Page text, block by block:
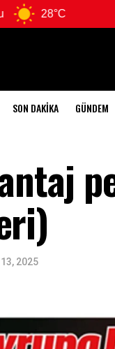
14 Ağu
SON DAKIKA GÜNDEM
2025